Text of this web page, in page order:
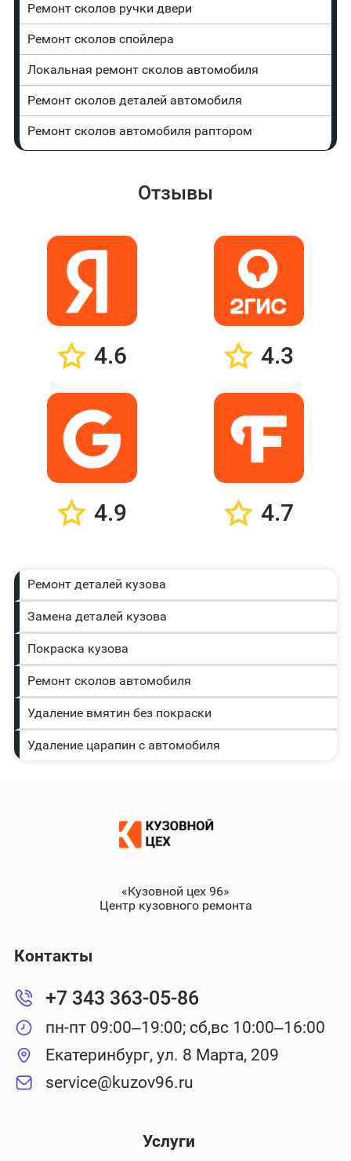
Ремонт сколов ручки двери
Ремонт сколов спойлера
Локальная ремонт сколов автомобиля
Ремонт сколов деталей автомобиля
Ремонт сколов автомобиля раптором
Отзывы
4.6 4.3
4.9 4.7
Ремонт деталей кузова
Замена деталей кузова
Покраска кузова
Ремонт сколов автомобиля
Удаление вмятин без покраски
Удаление царапин с автомобиля
«Кузовной цех 96»
Центр кузовного ремонта
Услуги
Контакты
+7 343 363-05-86
пн-пт 09:00–19:00; сб,вс 10:00–16:00
Екатеринбург, ул. 8 Марта, 209
service@kuzov96.ru